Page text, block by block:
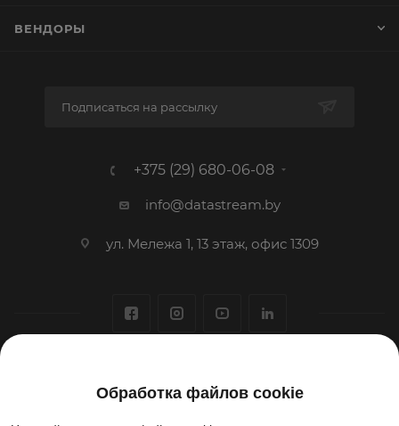
ВЕНДОРЫ
Подписаться на рассылку
+375 (29) 680-06-08
info@datastream.by
ул. Мележа 1, 13 этаж, офис 1309